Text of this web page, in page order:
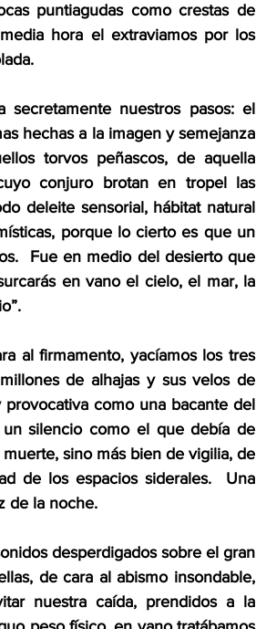
puntiagudas como crestas de
hora el extraviamos por los
nuestros pasos: el
hechas a la imagen y semejanza
torvos peñascos, de aquella
conjuro brotan en tropel las
deleite sensorial, hábitat natural
porque lo cierto es que un
Fue en medio del desierto que
en vano el cielo, el mar, la
al firmamento, yacíamos los tres
de alhajas y sus velos de
como una bacante del
silencio como el que debía de
sino más bien de vigilia, de
de los espacios siderales.  Una
de la noche.
desperdigados sobre el gran
de cara al abismo insondable,
nuestra caída, prendidos a la